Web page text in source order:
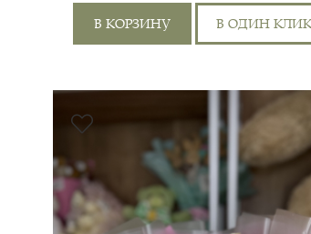
ГВОЗДИКА ЦВЕТНАЯ
АЛЬСТРОМЕРИЯ 2ШТ,
ХРИЗАНТЕМА КУСТОВАЯ
4ШТ, РОЗА 60СМ 1ШТ,
СУМКА,...
В КОРЗИНУ В ОДИН КЛИК